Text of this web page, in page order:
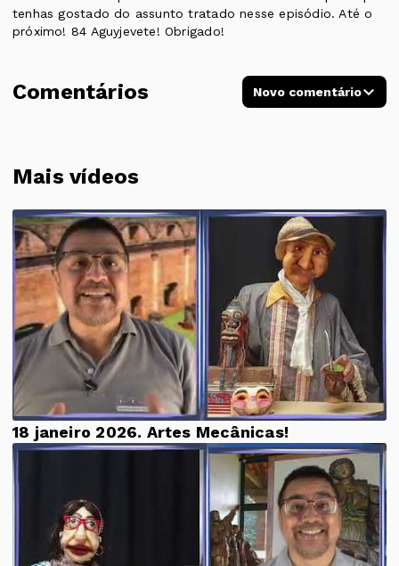
Mais vídeos
18 janeiro 2026. Artes Mecânicas!
tenhas gostado do assunto tratado nesse episódio. Até o
próximo! 84 Aguyjevete! Obrigado!
Comentários Novo comentário